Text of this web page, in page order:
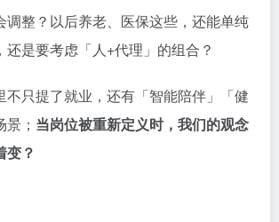
调整？以后养老、医保这些，还能单纯
还是要考虑「人+代理」的组合？
不只提了就业，还有「智能陪伴」「健
； 当岗位被重新定义时，我们的观念
变？